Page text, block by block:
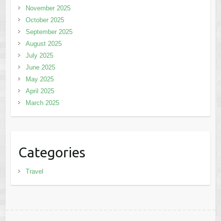
November 2025
October 2025
September 2025
August 2025
July 2025
June 2025
May 2025
April 2025
March 2025
Categories
Travel